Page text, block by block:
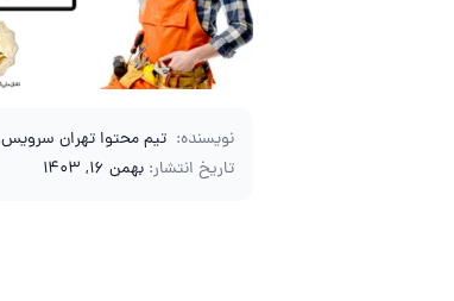
نویسنده: تیم محتوا تهران سرویس
تاریخ انتشار: بهمن 16, 1403